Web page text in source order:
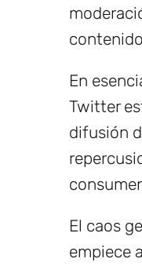
En
Twitter
difusión
El caos
empiece